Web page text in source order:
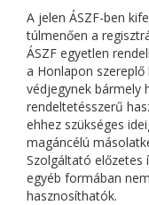
A jelen ÁSZF-ben
túlmenően a
ÁSZF egyetlen
a Honlapon
védjegynek bármely
rendeltetésszerű
ehhez szükséges
magáncélú
Szolgáltató előzetes
egyéb formában
hasznosíthatók.